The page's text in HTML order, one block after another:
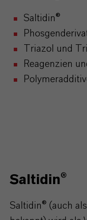
Saltidin®
Triazol und
Reagenzien
Saltidin®
Saltidin® (auch